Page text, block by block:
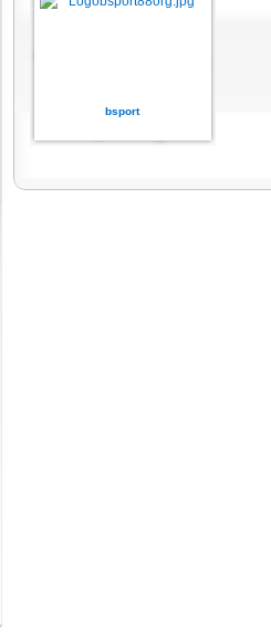
bsport